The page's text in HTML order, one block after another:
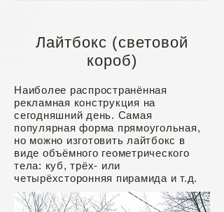
Лайтбокс (световой
короб)
Наиболее распространённая
рекламная конструкция на
сегодняшний день. Самая
популярная форма прямоугольная,
но можно изготовить лайтбокс в
виде объёмного геометрического
тела: куб, трёх- или
четырёхсторонняя пирамида и т.д.